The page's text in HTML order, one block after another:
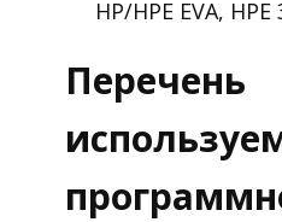
HP/HPE EVA, HPE
Перечень